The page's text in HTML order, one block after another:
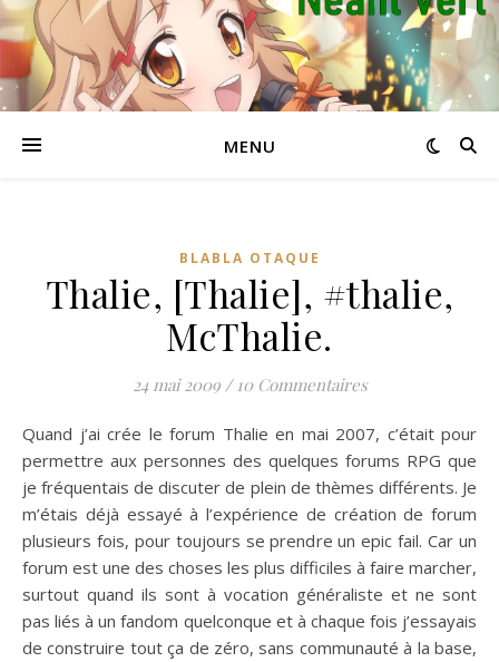
MENU
BLABLA OTAQUE
Thalie, [Thalie], #thalie,
McThalie.
24 mai 2009 / 10 Commentaires
Quand j’ai crée le forum Thalie en mai 2007, c’était pour
permettre aux personnes des quelques forums RPG que
je fréquentais de discuter de plein de thèmes différents. Je
m’étais déjà essayé à l’expérience de création de forum
plusieurs fois, pour toujours se prendre un epic fail. Car un
forum est une des choses les plus difficiles à faire marcher,
surtout quand ils sont à vocation généraliste et ne sont
pas liés à un fandom quelconque et à chaque fois j’essayais
de construire tout ça de zéro, sans communauté à la base,